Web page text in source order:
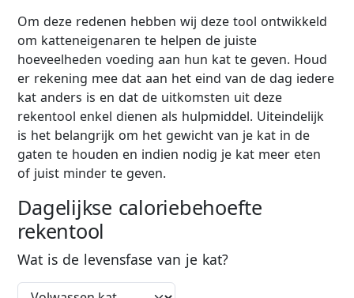
Om deze redenen hebben wij deze tool ontwikkeld
om katteneigenaren te helpen de juiste
hoeveelheden voeding aan hun kat te geven. Houd
er rekening mee dat aan het eind van de dag iedere
kat anders is en dat de uitkomsten uit deze
rekentool enkel dienen als hulpmiddel. Uiteindelijk
is het belangrijk om het gewicht van je kat in de
gaten te houden en indien nodig je kat meer eten
of juist minder te geven.
Dagelijkse caloriebehoefte
rekentool
Wat is de levensfase van je kat?